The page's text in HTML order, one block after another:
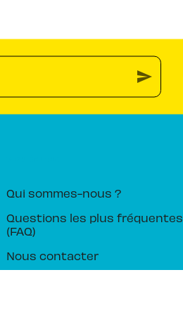
send
Qui sommes-nous ?
Questions les plus fréquentes
(FAQ)
Nous contacter